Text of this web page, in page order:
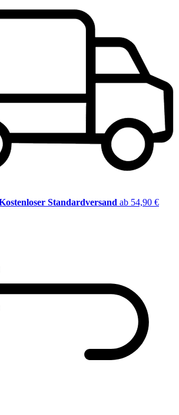
Standardversand ab 54,90 €